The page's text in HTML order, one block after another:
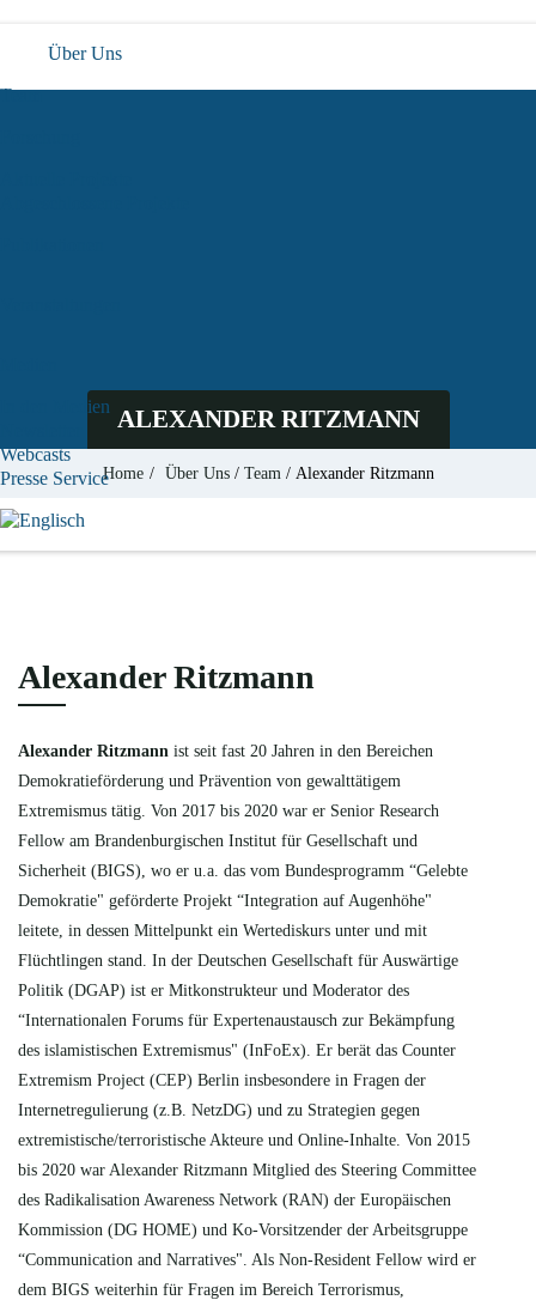
Über Uns
Team
In den Medien
Webcasts
Presse Service
ALEXANDER RITZMANN
Home / Über Uns / Team / Alexander Ritzmann
Alexander Ritzmann
Alexander Ritzmann ist seit fast 20 Jahren in den Bereichen
Demokratieförderung und Prävention von gewalttätigem
Extremismus tätig. Von 2017 bis 2020 war er Senior Research
Fellow am Brandenburgischen Institut für Gesellschaft und
Sicherheit (BIGS), wo er u.a. das vom Bundesprogramm “Gelebte
Demokratie" geförderte Projekt “Integration auf Augenhöhe"
leitete, in dessen Mittelpunkt ein Wertediskurs unter und mit
Flüchtlingen stand. In der Deutschen Gesellschaft für Auswärtige
Politik (DGAP) ist er Mitkonstrukteur und Moderator des
“Internationalen Forums für Expertenaustausch zur Bekämpfung
des islamistischen Extremismus" (InFoEx). Er berät das Counter
Extremism Project (CEP) Berlin insbesondere in Fragen der
Internetregulierung (z.B. NetzDG) und zu Strategien gegen
extremistische/terroristische Akteure und Online-Inhalte. Von 2015
bis 2020 war Alexander Ritzmann Mitglied des Steering Committee
des Radikalisation Awareness Network (RAN) der Europäischen
Kommission (DG HOME) und Ko-Vorsitzender der Arbeitsgruppe
“Communication and Narratives". Als Non-Resident Fellow wird er
dem BIGS weiterhin für Fragen im Bereich Terrorismus,